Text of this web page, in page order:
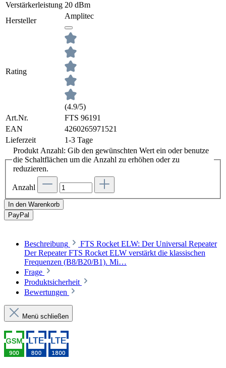
Verstärkerleistung 20 dBm
Hersteller
Amplitec
Rating
(4.9/5)
Art.Nr.
FTS 96191
EAN
4260265971521
Lieferzeit
1-3 Tage
Produkt Anzahl: Gib den gewünschten Wert ein oder benutze
die Schaltflächen um die Anzahl zu erhöhen oder zu
reduzieren.
Anzahl
In den Warenkorb
PayPal
Beschreibung
FTS Rocket ELW: Der Universal Repeater
Der Repeater FTS Rocket ELW verstärkt die klassischen
Frequenzen (B8/B20/B1). Mi…
Frage
Produktsicherheit
Bewertungen
Menü schließen